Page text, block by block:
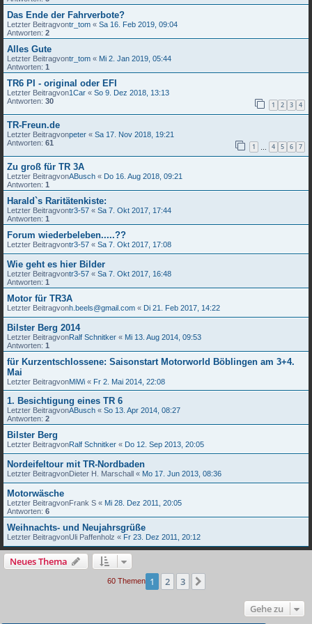
Das Ende der Fahrverbote?
Letzter Beitragvontr_tom « Sa 16. Feb 2019, 09:04
Antworten: 2
Alles Gute
Letzter Beitragvontr_tom « Mi 2. Jan 2019, 05:44
Antworten: 1
TR6 PI - original oder EFI
Letzter Beitragvon1Car « So 9. Dez 2018, 13:13
Antworten: 30 1 2 3 4
TR-Freun.de
Letzter Beitragvonpeter « Sa 17. Nov 2018, 19:21
Antworten: 61 1 … 4 5 6 7
Zu groß für TR 3A
Letzter BeitragvonABusch « Do 16. Aug 2018, 09:21
Antworten: 1
Harald`s Raritätenkiste:
Letzter Beitragvontr3-57 « Sa 7. Okt 2017, 17:44
Antworten: 1
Forum wiederbeleben.....??
Letzter Beitragvontr3-57 « Sa 7. Okt 2017, 17:08
Wie geht es hier Bilder
Letzter Beitragvontr3-57 « Sa 7. Okt 2017, 16:48
Antworten: 1
Motor für TR3A
Letzter Beitragvonh.beels@gmail.com « Di 21. Feb 2017, 14:22
Bilster Berg 2014
Letzter BeitragvonRalf Schnitker « Mi 13. Aug 2014, 09:53
Antworten: 1
für Kurzentschlossene: Saisonstart Motorworld Böblingen am 3+4.
Mai
Letzter BeitragvonMiWi « Fr 2. Mai 2014, 22:08
1. Besichtigung eines TR 6
Letzter BeitragvonABusch « So 13. Apr 2014, 08:27
Antworten: 2
Bilster Berg
Letzter BeitragvonRalf Schnitker « Do 12. Sep 2013, 20:05
Nordeifeltour mit TR-Nordbaden
Letzter BeitragvonDieter H. Marschall « Mo 17. Jun 2013, 08:36
Motorwäsche
Letzter BeitragvonFrank S « Mi 28. Dez 2011, 20:05
Antworten: 6
Weihnachts- und Neujahrsgrüße
Letzter BeitragvonUli Paffenholz « Fr 23. Dez 2011, 20:12
Neues Thema
60 Themen 1 2 3
Gehe zu